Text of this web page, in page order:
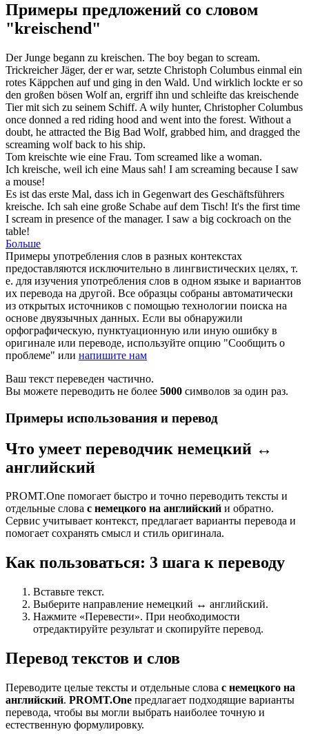
Примеры предложений со словом
"kreischend"
Der Junge begann zu kreischen. The boy began to scream.
Trickreicher Jäger, der er war, setzte Christoph Columbus einmal ein
rotes Käppchen auf und ging in den Wald. Und wirklich lockte er so
den großen bösen Wolf an, ergriff ihn und schleifte das kreischende
Tier mit sich zu seinem Schiff. A wily hunter, Christopher Columbus
once donned a red riding hood and went into the forest. Without a
doubt, he attracted the Big Bad Wolf, grabbed him, and dragged the
screaming wolf back to his ship.
Tom kreischte wie eine Frau. Tom screamed like a woman.
Ich kreische, weil ich eine Maus sah! I am screaming because I saw
a mouse!
Es ist das erste Mal, dass ich in Gegenwart des Geschäftsführers
kreische. Ich sah eine große Schabe auf dem Tisch! It's the first time
I scream in presence of the manager. I saw a big cockroach on the
table!
Больше
Примеры употребления слов в разных контекстах
предоставляются исключительно в лингвистических целях, т.
е. для изучения употребления слов в одном языке и вариантов
их перевода на другой. Все образцы собраны автоматически
из открытых источников с помощью технологии поиска на
основе двуязычных данных. Если вы обнаружили
орфографическую, пунктуационную или иную ошибку в
оригинале или переводе, используйте опцию "Сообщить о
проблеме" или напишите нам
Ваш текст переведен частично.
Вы можете переводить не более 5000 символов за один раз.
Примеры использования и перевод
Что умеет переводчик немецкий ↔
английский
PROMT.One помогает быстро и точно переводить тексты и
отдельные слова с немецкого на английский и обратно.
Сервис учитывает контекст, предлагает варианты перевода и
помогает сохранять смысл и стиль оригинала.
Как пользоваться: 3 шага к переводу
Вставьте текст.
Выберите направление немецкий ↔ английский.
Нажмите «Перевести». При необходимости
отредактируйте результат и скопируйте перевод.
Перевод текстов и слов
Переводите целые тексты и отдельные слова с немецкого на
английский. PROMT.One предлагает подходящие варианты
перевода, чтобы вы могли выбрать наиболее точную и
естественную формулировку.